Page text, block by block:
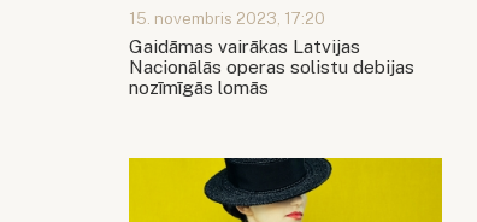
15. novembris 2023, 17:20
Gaidāmas vairākas Latvijas
Nacionālās operas solistu debijas
nozīmīgās lomās